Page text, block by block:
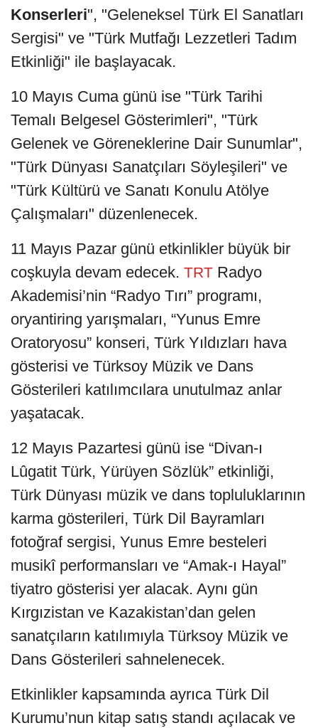
Konserleri", "Geleneksel Türk El Sanatları
Sergisi" ve "Türk Mutfağı Lezzetleri Tadım
Etkinliği" ile başlayacak.
10 Mayıs Cuma günü ise "Türk Tarihi
Temalı Belgesel Gösterimleri", "Türk
Gelenek ve Göreneklerine Dair Sunumlar",
"Türk Dünyası Sanatçıları Söyleşileri" ve
"Türk Kültürü ve Sanatı Konulu Atölye
Çalışmaları" düzenlenecek.
11 Mayıs Pazar günü etkinlikler büyük bir
coşkuyla devam edecek. TRT Radyo
Akademisi’nin “Radyo Tırı” programı,
oryantiring yarışmaları, “Yunus Emre
Oratoryosu” konseri, Türk Yıldızları hava
gösterisi ve Türksoy Müzik ve Dans
Gösterileri katılımcılara unutulmaz anlar
yaşatacak.
12 Mayıs Pazartesi günü ise “Divan-ı
Lûgatit Türk, Yürüyen Sözlük” etkinliği,
Türk Dünyası müzik ve dans topluluklarının
karma gösterileri, Türk Dil Bayramları
fotoğraf sergisi, Yunus Emre besteleri
musikî performansları ve “Amak-ı Hayal”
tiyatro gösterisi yer alacak. Aynı gün
Kırgızistan ve Kazakistan’dan gelen
sanatçıların katılımıyla Türksoy Müzik ve
Dans Gösterileri sahnelenecek.
Etkinlikler kapsamında ayrıca Türk Dil
Kurumu’nun kitap satış standı açılacak ve